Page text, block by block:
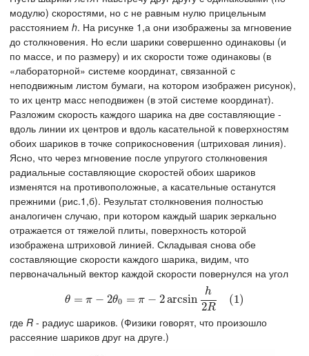
модулю) скоростями, но с не равным нулю прицельным
расстоянием h. На рисунке 1,а они изображены за мгновение
до столкновения. Но если шарики совершенно одинаковы (и
по массе, и по размеру) и их скорости тоже одинаковы (в
«лабораторной» системе координат, связанной с
неподвижным листом бумаги, на котором изображен рисунок),
то их центр масс неподвижен (в этой системе координат).
Разложим скорость каждого шарика на две составляющие -
вдоль линии их центров и вдоль касательной к поверхностям
обоих шариков в точке соприкосновения (штриховая линия).
Ясно, что через мгновение после упругого столкновения
радиальные составляющие скоростей обоих шариков
изменятся на противоположные, а касательные останутся
прежними (рис.1,б). Результат столкновения полностью
аналогичен случаю, при котором каждый шарик зеркально
отражается от тяжелой плиты, поверхность которой
изображена штриховой линией. Складывая снова обе
составляющие скорости каждого шарика, видим, что
первоначальный вектор каждой скорости повернулся на угол
θ = π − 2θ0 = π − 2arcsin
h
2R
(1)
θ=π−2 θ0 =π−2 arcsinh 2R (1)
где R - радиус шариков. (Физики говорят, что произошло
рассеяние шариков друг на друге.)